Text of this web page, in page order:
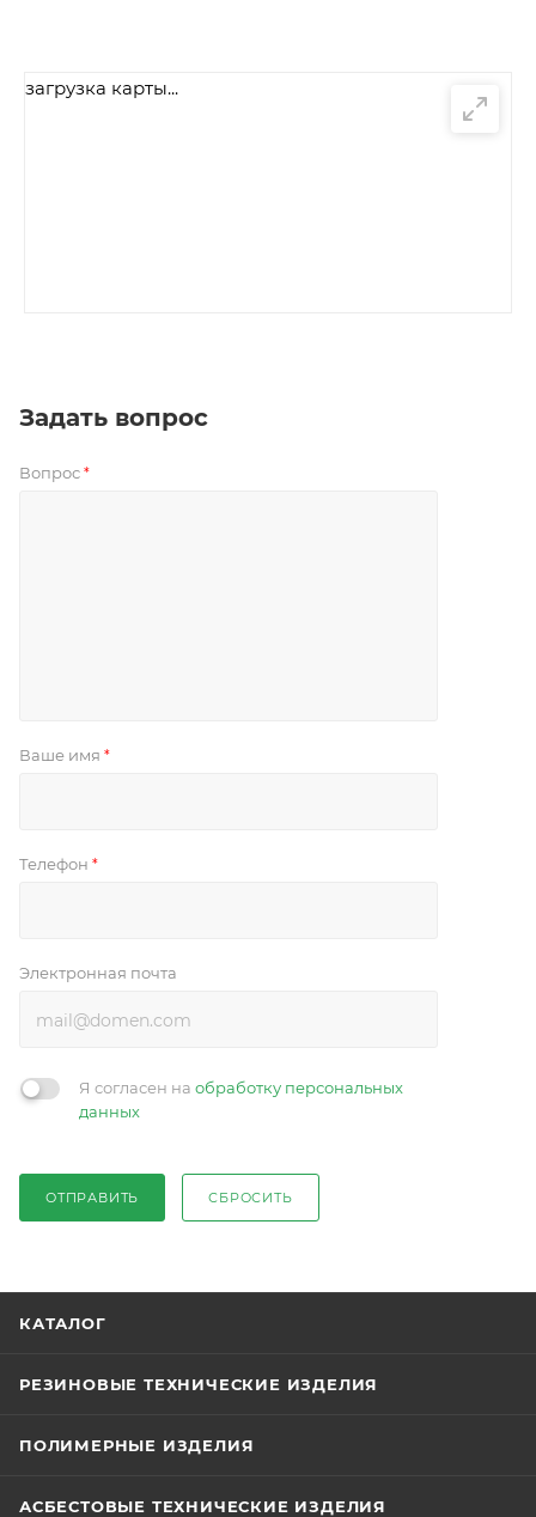
загрузка карты...
Задать вопрос
Вопрос *
Ваше имя *
Телефон *
Электронная почта
Я согласен на обработку персональных
данных
ОТПРАВИТЬ СБРОСИТЬ
КАТАЛОГ
РЕЗИНОВЫЕ ТЕХНИЧЕСКИЕ ИЗДЕЛИЯ
ПОЛИМЕРНЫЕ ИЗДЕЛИЯ
АСБЕСТОВЫЕ ТЕХНИЧЕСКИЕ ИЗДЕЛИЯ